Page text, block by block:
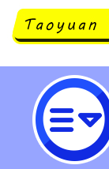
有關行政
各機關(
擾防治相